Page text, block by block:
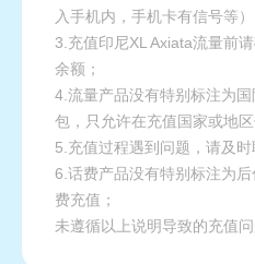
入手机内，手机卡有信号等）
3.充值印尼XL Axiata流量前
余额；
4.流量产品没有特别标注为
包，只允许在充值国家或地区
5.充值过程遇到问题，请及时
6.话费产品没有特别标注为
费充值；
未遵循以上说明导致的充值问